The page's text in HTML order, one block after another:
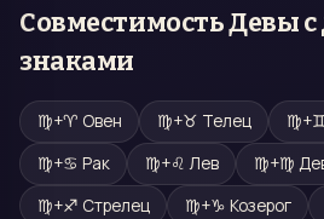
СовместимостьДевы
знаками
♍+♈ Овен ♍+♉ Телец ♍+
♍+♋ Рак ♍+♌ Лев ♍+♍
♍+♐ Стрелец ♍+♑ Козерог